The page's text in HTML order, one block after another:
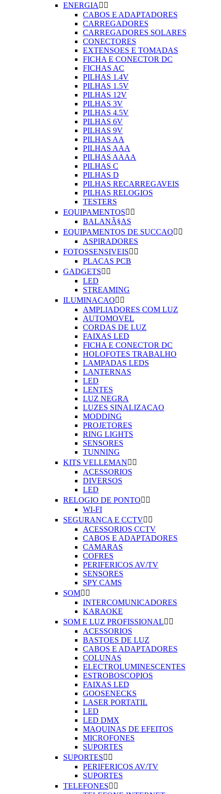
ENERGIA  
CABOS E ADAPTADORES
CARREGADORES
CARREGADORES SOLARES
CONECTORES
EXTENSOES E TOMADAS
FICHA E CONECTOR DC
FICHAS AC
PILHAS 1.4V
PILHAS 1.5V
PILHAS 12V
PILHAS 3V
PILHAS 4.5V
PILHAS 6V
PILHAS 9V
PILHAS AA
PILHAS AAA
PILHAS AAAA
PILHAS C
PILHAS D
PILHAS RECARREGAVEIS
PILHAS RELOGIOS
TESTERS
EQUIPAMENTOS 
BALANÃ§AS
EQUIPAMENTOS DE SUCCAO 
ASPIRADORES
FOTOSSENSIVEIS 
PLACAS PCB
GADGETS 
LED
STREAMING
ILUMINACAO 
AMPLIADORES COM LUZ
AUTOMOVEL
CORDAS DE LUZ
FAIXAS LED
FICHA E CONECTOR DC
HOLOFOTES TRABALHO
LAMPADAS LEDS
LANTERNAS
LED
LENTES
LUZ NEGRA
LUZES SINALIZACAO
MODDING
PROJETORES
RING LIGHTS
SENSORES
TUNNING
KITS VELLEMAN 
ACESSORIOS
DIVERSOS
LED
RELOGIO DE PONTO 
WI-FI
SEGURANCA E CCTV 
ACESSORIOS CCTV
CABOS E ADAPTADORES
CAMARAS
COFRES
PERIFERICOS AV/TV
SENSORES
SPY CAMS
SOM 
INTERCOMUNICADORES
KARAOKE
SOM E LUZ PROFISSIONAL 
ACESSORIOS
BASTOES DE LUZ
CABOS E ADAPTADORES
COLUNAS
ELECTROLUMINESCENTES
ESTROBOSCOPIOS
FAIXAS LED
GOOSENECKS
LASER PORTATIL
LED
LED DMX
MAQUINAS DE EFEITOS
MICROFONES
SUPORTES
SUPORTES 
PERIFERICOS AV/TV
SUPORTES
TELEFONES 